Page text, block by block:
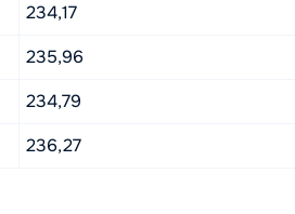
234,17
235,96
234,79
236,27